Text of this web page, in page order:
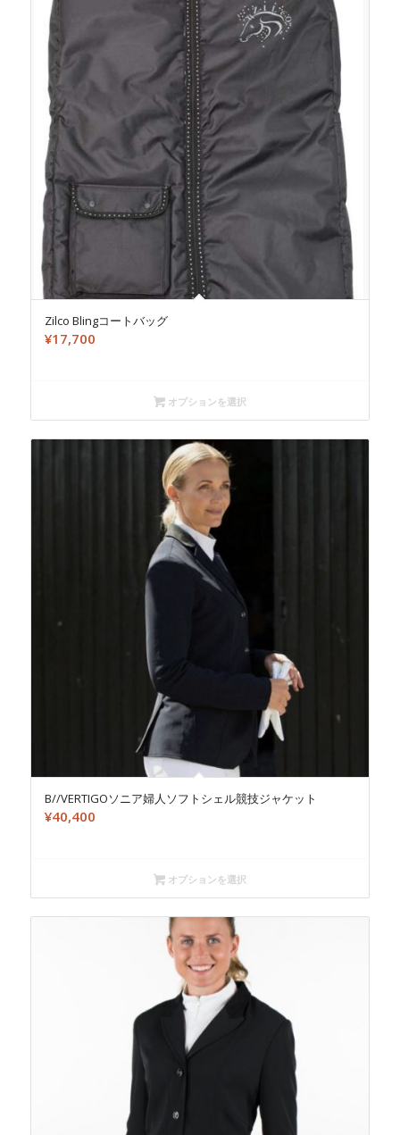
Zilco Blingコートバッグ
¥17,700
オプションを選択
B//VERTIGOソニア婦人ソフトシェル競技ジャケット
¥40,400
オプションを選択